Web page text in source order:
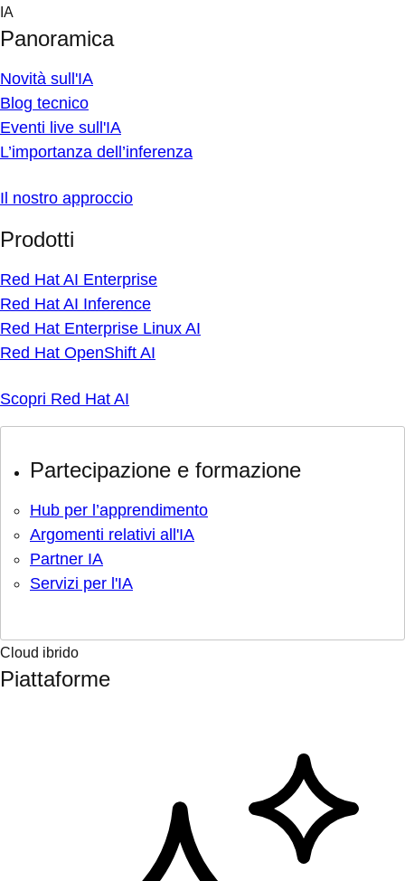
Skip
content
IA
Panoramica
Novità sull'IA
Blog tecnico
Eventi live sull'IA
L’importanza dell’inferenza
Il nostro approccio
Prodotti
Red Hat AI Enterprise
Red Hat AI Inference
Red Hat Enterprise Linux AI
Red Hat OpenShift AI
Scopri Red Hat AI
Partecipazione e formazione
Hub per l’apprendimento
Argomenti relativi all'IA
Partner IA
Servizi per l'IA
Cloud ibrido
Piattaforme